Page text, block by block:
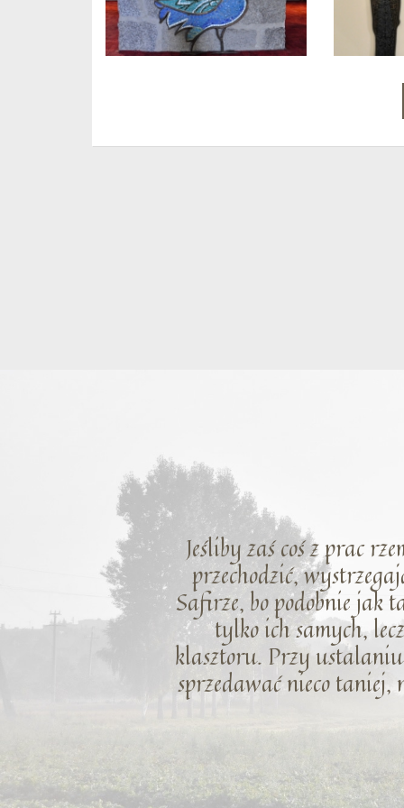
Jeśliby zaś coś z prac
przechodzić,
Safirze, bo podobnie jak
tylko ich samych,
klasztoru. Przy ustalaniu
sprzedawać nieco